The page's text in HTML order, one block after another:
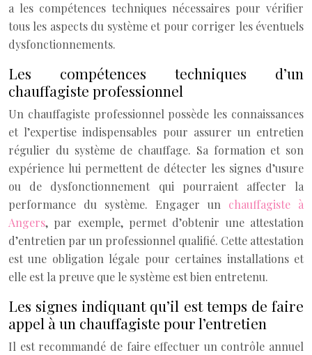
a les compétences techniques nécessaires pour vérifier
tous les aspects du système et pour corriger les éventuels
dysfonctionnements.
Les compétences techniques d’un
chauffagiste professionnel
Un chauffagiste professionnel possède les connaissances
et l’expertise indispensables pour assurer un entretien
régulier du système de chauffage. Sa formation et son
expérience lui permettent de détecter les signes d’usure
ou de dysfonctionnement qui pourraient affecter la
performance du système. Engager un chauffagiste à
Angers, par exemple, permet d’obtenir une attestation
d’entretien par un professionnel qualifié. Cette attestation
est une obligation légale pour certaines installations et
elle est la preuve que le système est bien entretenu.
Les signes indiquant qu’il est temps de faire
appel à un chauffagiste pour l’entretien
Il est recommandé de faire effectuer un contrôle annuel